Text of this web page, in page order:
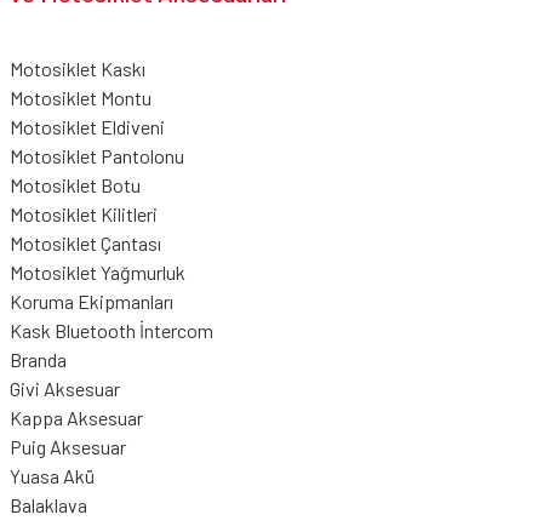
Motosiklet Kaskı
Motosiklet Montu
Motosiklet Eldiveni
Motosiklet Pantolonu
Motosiklet Botu
Motosiklet Kilitleri
Motosiklet Çantası
Motosiklet Yağmurluk
Koruma Ekipmanları
Kask Bluetooth İntercom
Branda
Givi Aksesuar
Kappa Aksesuar
Puig Aksesuar
Yuasa Akü
Balaklava